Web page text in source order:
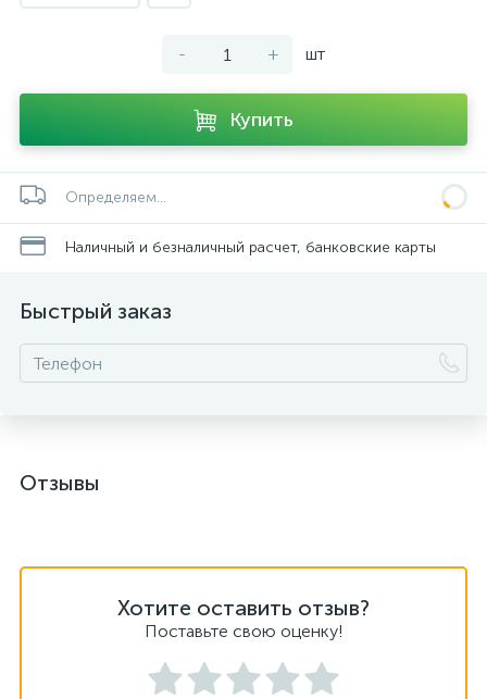
- + шт
Купить
Определяем...
Наличный и безналичный расчет, банковские карты
Быстрый заказ
Отзывы
Хотите оставить отзыв?
Поставьте свою оценку!